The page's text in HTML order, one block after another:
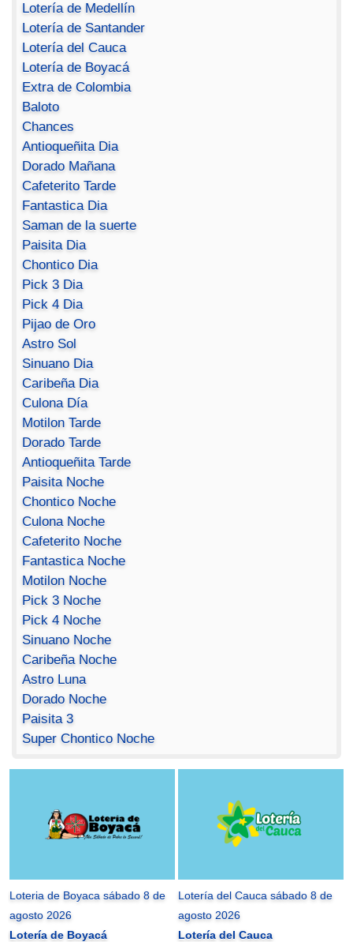
Lotería de Medellín
Lotería de Santander
Lotería del Cauca
Lotería de Boyacá
Extra de Colombia
Baloto
Chances
Antioqueñita Dia
Dorado Mañana
Cafeterito Tarde
Fantastica Dia
Saman de la suerte
Paisita Dia
Chontico Dia
Pick 3 Dia
Pick 4 Dia
Pijao de Oro
Astro Sol
Sinuano Dia
Caribeña Dia
Culona Día
Motilon Tarde
Dorado Tarde
Antioqueñita Tarde
Paisita Noche
Chontico Noche
Culona Noche
Cafeterito Noche
Fantastica Noche
Motilon Noche
Pick 3 Noche
Pick 4 Noche
Sinuano Noche
Caribeña Noche
Astro Luna
Dorado Noche
Paisita 3
Super Chontico Noche
Loteria de Boyaca sábado 8 de
agosto 2026
Lotería de Boyacá
Lotería del Cauca sábado 8 de
agosto 2026
Lotería del Cauca